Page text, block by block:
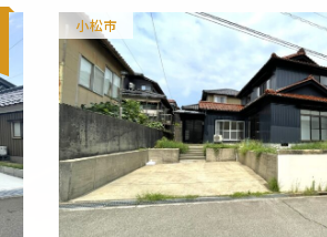
小松市